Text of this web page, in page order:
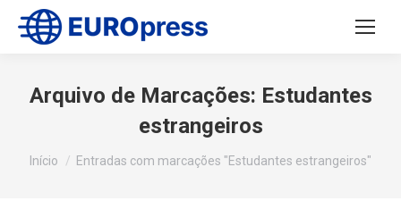
Arquivo de Marcações: Estudantes
estrangeiros
Você está aqui:
Início Entradas com marcações "Estudantes estrangeiros"